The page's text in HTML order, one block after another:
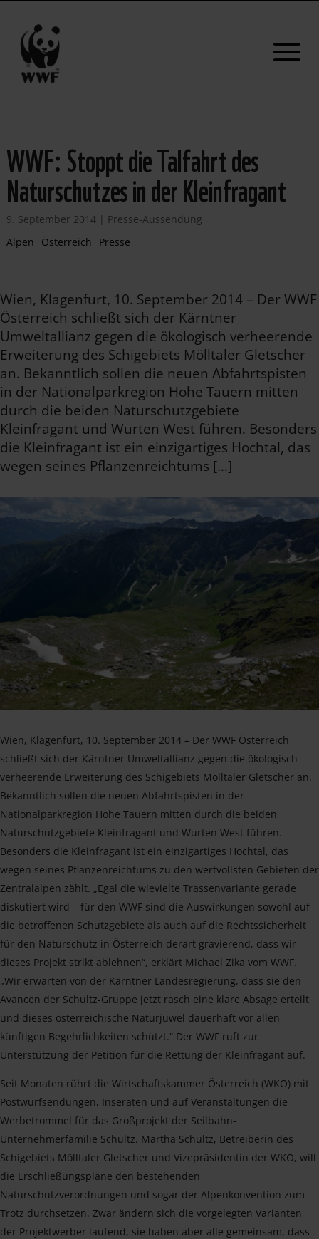
WWF: Stoppt die Talfahrt des
Naturschutzes in der Kleinfragant
9. September 2014| Presse-Aussendung
Alpen
Österreich Presse
Wien, Klagenfurt, 10. September 2014 – Der WWF
Österreich schließt sich der Kärntner
Umweltallianz gegen die ökologisch verheerende
Erweiterung des Schigebiets Mölltaler Gletscher
an. Bekanntlich sollen die neuen Abfahrtspisten
in der Nationalparkregion Hohe Tauern mitten
durch die beiden Naturschutzgebiete
Kleinfragant und Wurten West führen. Besonders
die Kleinfragant ist ein einzigartiges Hochtal, das
wegen seines Pflanzenreichtums […]
Wien, Klagenfurt, 10. September 2014 – Der WWF Österreich
schließt sich der Kärntner Umweltallianz gegen die ökologisch
verheerende Erweiterung des Schigebiets Mölltaler Gletscher an.
Bekanntlich sollen die neuen Abfahrtspisten in der
Nationalparkregion Hohe Tauern mitten durch die beiden
Naturschutzgebiete Kleinfragant und Wurten West führen.
Besonders die Kleinfragant ist ein einzigartiges Hochtal, das
wegen seines Pflanzenreichtums zu den wertvollsten Gebieten der
Zentralalpen zählt. „Egal die wievielte Trassenvariante gerade
diskutiert wird – für den WWF sind die Auswirkungen sowohl auf
die betroffenen Schutzgebiete als auch auf die Rechtssicherheit
für den Naturschutz in Österreich derart gravierend, dass wir
dieses Projekt strikt ablehnen“, erklärt Michael Zika vom WWF.
„Wir erwarten von der Kärntner Landesregierung, dass sie den
Avancen der Schultz-Gruppe jetzt rasch eine klare Absage erteilt
und dieses österreichische Naturjuwel dauerhaft vor allen
künftigen Begehrlichkeiten schützt.“ Der WWF ruft zur
Unterstützung der Petition für die Rettung der Kleinfragant auf.
Seit Monaten rührt die Wirtschaftskammer Österreich (WKO) mit
Postwurfsendungen, Inseraten und auf Veranstaltungen die
Werbetrommel für das Großprojekt der Seilbahn-
Unternehmerfamilie Schultz. Martha Schultz, Betreiberin des
Schigebiets Mölltaler Gletscher und Vizepräsidentin der WKO, will
die Erschließungspläne den bestehenden
Naturschutzverordnungen und sogar der Alpenkonvention zum
Trotz durchsetzen. Zwar ändern sich die vorgelegten Varianten
der Projektwerber laufend, sie haben aber alle gemeinsam, dass